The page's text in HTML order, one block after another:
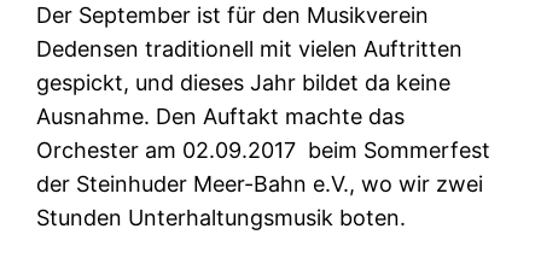
Der September ist für den Musikverein
Dedensen traditionell mit vielen Auftritten
gespickt, und dieses Jahr bildet da keine
Ausnahme. Den Auftakt machte das
Orchester am 02.09.2017 beim Sommerfest
der Steinhuder Meer-Bahn e.V., wo wir zwei
Stunden Unterhaltungsmusik boten.